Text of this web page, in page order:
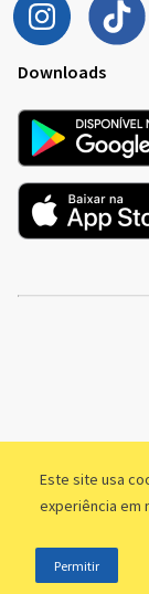
Este site usa
experiência em
Permitir
Downloads
©2011 - 2026,
Fernandes